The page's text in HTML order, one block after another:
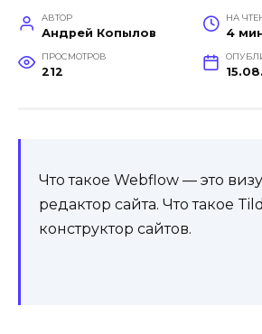
АВТОР
Андрей Копылов
НА
4
ПРОСМОТРОВ
212
Что такое Webflow — это
редактор сайта. Что такое
конструктор сайтов.